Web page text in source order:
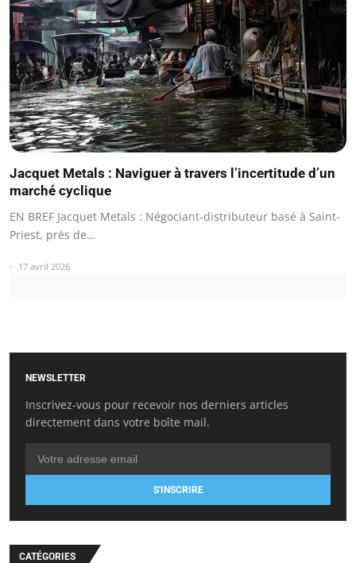
Jacquet Metals : Naviguer à travers l’incertitude d’un
marché cyclique
EN BREF Jacquet Metals : Négociant-distributeur basé à Saint-
Priest, près de…
17 avril 2026
NEWSLETTER
Inscrivez-vous pour recevoir nos derniers articles
directement dans votre boîte mail.
S'INSCRIRE
CATÉGORIES